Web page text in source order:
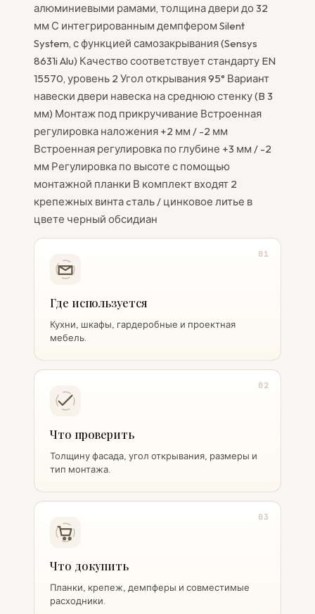
алюминиевыми рамами, толщина двери до 32
мм С интегрированным демпфером Silent
System, с функцией самозакрывания (Sensys
8631i Alu) Качество соответствует стандарту EN
15570, уровень 2 Угол открывания 95° Вариант
навески двери навеска на среднюю стенку (B 3
мм) Монтаж под прикручивание Встроенная
регулировка наложения +2 мм / -2 мм
Встроенная регулировка по глубине +3 мм / -2
мм Регулировка по высоте с помощью
монтажной планки В комплект входят 2
крепежных винта cталь / цинковое литье в
цвете черный обсидиан
01
Где используется
Кухни, шкафы, гардеробные и проектная
мебель.
02
Что проверить
Толщину фасада, угол открывания, размеры и
тип монтажа.
03
Что докупить
Планки, крепеж, демпферы и совместимые
расходники.